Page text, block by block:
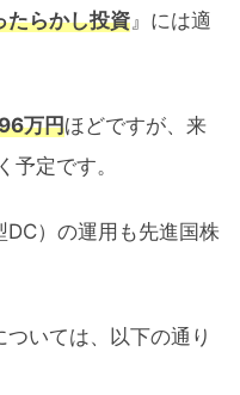
たらかし投資 』には適
万円ほどですが、来
予定です。
）の運用も先進国株
いては、以下の通り